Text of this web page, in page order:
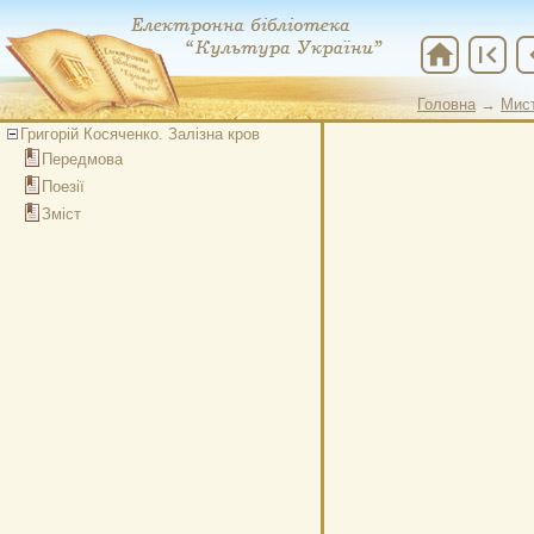
Головна →
Головна→
home first_page
Григорій Косяченко. Залізна кров
Передмова
Поезії
Зміст